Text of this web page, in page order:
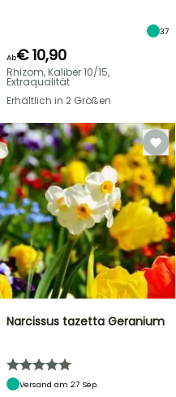
37
Ab€ 10,90
Rhizom, Kaliber 10/15,
Extraqualität
Erhältlich in 2 Größen
Narcissus tazetta Geranium
Versand am 27 Sep.